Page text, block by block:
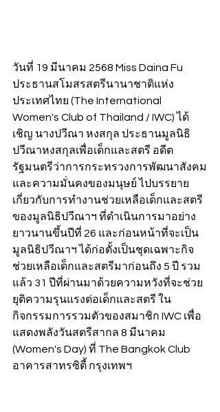
วันที่ 19 มีนาคม 2568 Miss Daina Fu
ประธานสโมสรสตรีนานาชาติแห่ง
ประเทศไทย (The International
Women's Club of Thailand / IWC) ได้
เชิญ นางปวีณา หงสกุล ประธานมูลนิธิ
ปวีณาหงสกุลเพื่อเด็กและสตรี อดีต
รัฐมนตรีว่าการกระทรวงการพัฒนาสังคม
และความมั่นคงของมนุษย์ ไปบรรยาย
เกี่ยวกับการทำงานช่วยเหลือเด็กและสตรี
ของมูลนิธิปวีณาฯ ที่ดำเนินการมาอย่าง
ยาวนานขึ้นปีที่ 26 และก่อนหน้าที่จะเป็น
มูลนิธิปวีณาฯ ได้ก่อตั้งเป็นชุดเฉพาะกิจ
ช่วยเหลือเด็กและสตรีมาก่อนถึง 5 ปี รวม
แล้ว 31 ปีที่ผ่านมาด้วยความหวังที่จะช่วย
ยุติความรุนแรงต่อเด็กและสตรี ใน
กิจกรรมการรวมตัวของสมาชิก IWC เพื่อ
แสดงพลังวันสตรีสากล 8 มีนาคม
(Women's Day) ที่ The Bangkok Club
อาคารสาทรซิตี้ กรุงเทพฯ